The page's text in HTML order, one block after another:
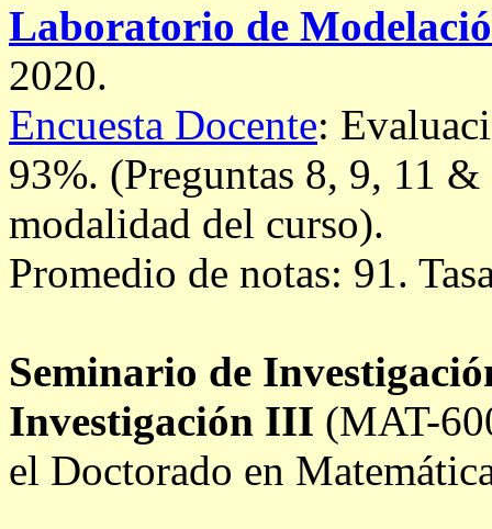
Laboratorio de
2020.
Encuesta Docente:
93%. (Preguntas 8, 9, 11
modalidad del curso).
Promedio de notas: 91.
Seminario de
Investigación III (MAT-
el Doctorado en